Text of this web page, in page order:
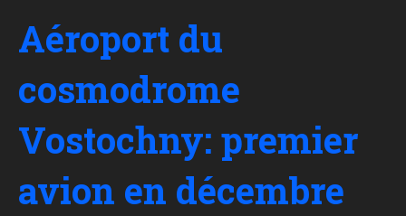
Aéroport du
cosmodrome
Vostochny: premier
avion en décembre